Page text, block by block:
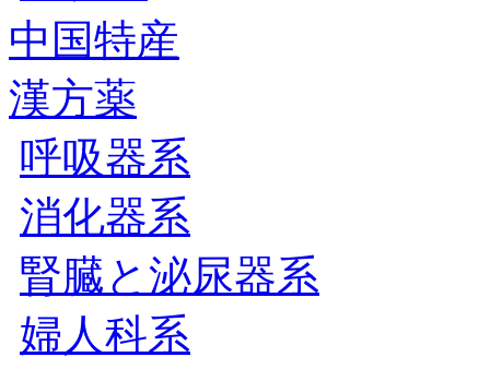
中国特産
漢方薬
呼吸器系
消化器系
腎臓と泌尿器系
婦人科系